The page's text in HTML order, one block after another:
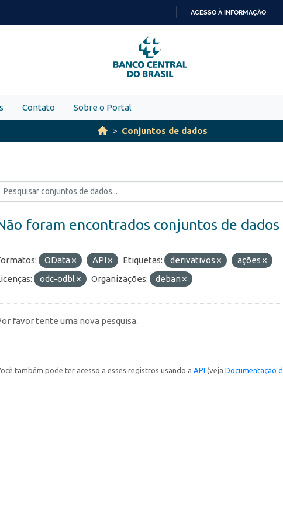
PARA
O
CONTEÚDO
ACESSO À INFORMAÇÃO
Contato Sobre o Portal
Conjuntos de dados
foram encontrados conjuntos de dados
OData API Etiquetas: derivativos
ações
odc-odbl Organizações: deban
favor tente uma nova pesquisa.
também pode ter acesso a esses registros usando a API (veja Documentação